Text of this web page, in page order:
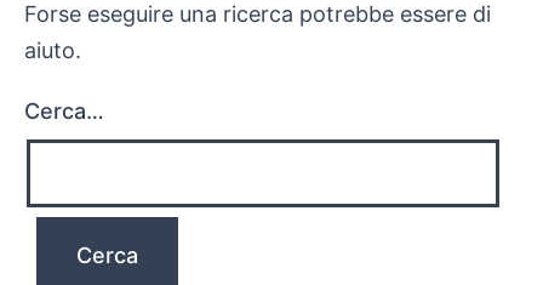
Forse eseguire una ricerca potrebbe essere di
aiuto.
Cerca…